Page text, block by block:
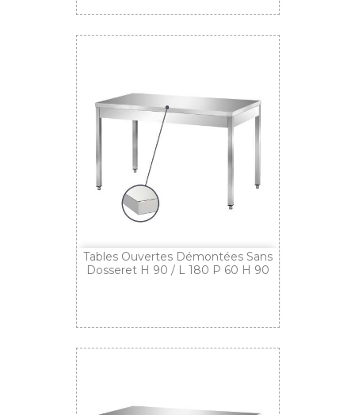
Tables Ouvertes Démontées Sans
Dosseret H 90 / L 180 P 60 H 90